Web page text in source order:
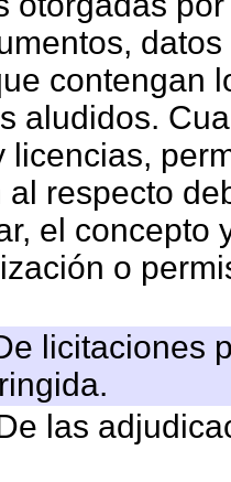
contengan
aludidos.
licencias,
al respecto
el concepto
o
licitaciones
las